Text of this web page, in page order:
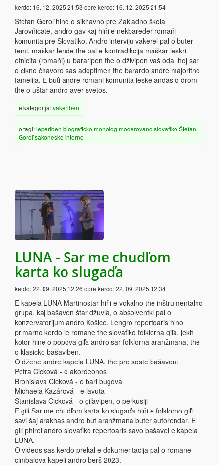
kerdo: 16. 12. 2025 21:53 opre kerdo: 16. 12. 2025 21:54
Štefan Goroľ hino o sikhavno pre Zakladno škola
Jarovňicate, andro gav kaj hiňi e nekbareder romaňi
komunita pre Slovaťiko. Andro interviju vakerel pal o buter
temi, maškar lende the pal e kontradikcija maškar leskri
etnicita (romaňi) u bararipen the o dživipen vaš oda, hoj sar
o cikno čhavoro sas adoptimen the barardo andre majoritno
fameľija. E buťi andre romaňi komunita leske anďas o drom
the o uštar andro aver svetos.
e kategorija:vakeriben
o tagi:leperiben biograficko monolog moderovano slovaťiko Štefan
Goroľsakoneske interno
LUNA - Sar me chudľom
karta ko slugaďa
kerdo:22. 09. 2025 12:26 opre kerdo:22. 09. 2025 12:34
E kapela LUNA Martinostar hiňi e vokalno the inštrumentalno
grupa, kaj bašaven štar džuvľa, o absolventki pal o
konzervatorijum andro Košice. Lengro repertoaris hino
primarno kerdo le romane the slovaťiko folklorna giľa, jekh
kotor hine o popova giľa andro sar-folklorna aranžmana, the
o klasicko bašaviben.
O džene andre kapela LUNA, the pre soste bašaven:
Petra Cicková - o akordeonos
Bronislava Cicková - e bari bugova
Michaela Kazárová - e lavuta
Stanislava Cicková - o giľavipen, o perkusiji
E giľi Sar me chudľom karta ko slugaďa hiňi e folklorno giľi,
savi šaj arakhas andro but aranžmana buter autorendar. E
giľi phirel andro slovaťiko repertoaris savo bašavel e kapela
LUNA.
O videos sas kerdo prekal e dokumentacija pal o romane
cimbalova kapeli andro berš 2023.